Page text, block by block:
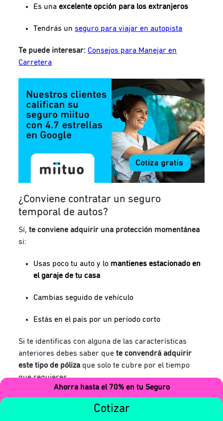
Ahorra hasta el 70% en tu Seguro
Cotizar
Es una excelente opción para los extranjeros
Tendrás unseguro para viajar en autopista
Te puede interesar: Consejos para Manejar en
Carretera
¿Conviene contratar un seguro
temporal de autos?
Sí,te conviene adquirir una protección momentánea
si:
Usas poco tu auto y lo mantienes estacionado en
el garaje de tu casa
Cambias seguido de vehículo
Estás en el país por un período corto
Si te identificas con alguna de las características
anteriores debes saber que te convendrá adquirir
este tipo de pólizaque solo te cubre por el tiempo
que requieres.
Conmiituo, sino utilizas para nada tu carro, pagas $0
pesos y sigues protegido(a),aunque tu coche esté